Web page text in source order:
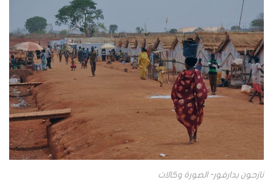
نازحون بدارفور- الصورة وكالات